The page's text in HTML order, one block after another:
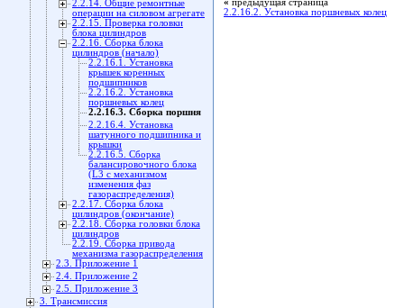
2.2.14. Общие ремонтные
операции на силовом агрегате
2.2.15. Проверка головки
блока цилиндров
2.2.16. Сборка блока
цилиндров (начало)
2.2.16.1. Установка
крышек коренных
подшипников
2.2.16.2. Установка
поршневых колец
2.2.16.3. Сборка поршня
2.2.16.4. Установка
шатунного подшипника и
крышки
2.2.16.5. Сборка
балансировочного блока
(L3 c механизмом
изменения фаз
газораспределения)
2.2.17. Сборка блока
цилиндров (окончание)
2.2.18. Сборка головки блока
цилиндров
2.2.19. Сборка привода
механизма газораспределения
2.3. Приложение 1
2.4. Приложение 2
2.5. Приложение 3
3. Трансмиссия
« предыдущая страница
2.2.16.2. Установка поршневых колец